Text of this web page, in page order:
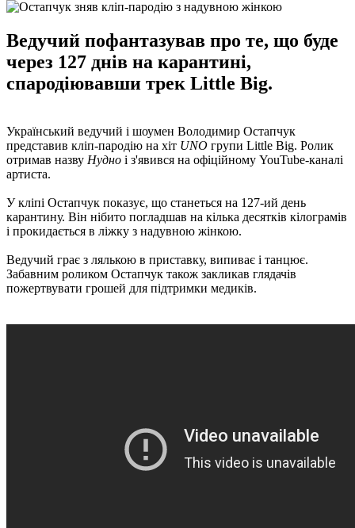
Ведучий пофантазував про те, що буде
через 127 днів на карантині,
спародіювавши трек Little Big.
Український ведучий і шоумен Володимир Остапчук
представив кліп-пародію на хіт UNO групи Little Big. Ролик
отримав назву Нудно і з'явився на офіційному YouTube-каналі
артиста.
У кліпі Остапчук показує, що станеться на 127-ий день
карантину. Він нібито погладшав на кілька десятків кілограмів
і прокидається в ліжку з надувною жінкою.
Ведучий грає з лялькою в приставку, випиває і танцює.
Забавним роликом Остапчук також закликав глядачів
пожертвувати грошей для підтримки медиків.